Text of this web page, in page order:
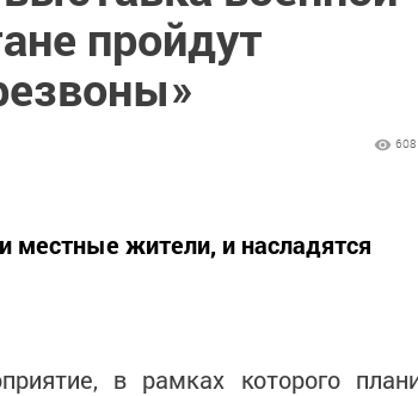
пройдут
608
местные жители, и насладятся
в рамках которого